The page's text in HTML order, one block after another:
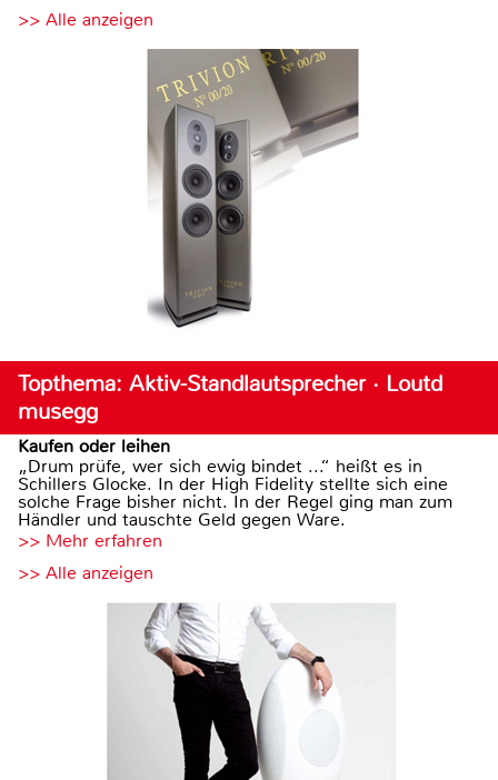
>> Alle anzeigen
Topthema: Aktiv-Standlautsprecher · Loutd
musegg
Kaufen oder leihen
„Drum prüfe, wer sich ewig bindet ...“ heißt es in
Schillers Glocke. In der High Fidelity stellte sich eine
solche Frage bisher nicht. In der Regel ging man zum
Händler und tauschte Geld gegen Ware.
>> Mehr erfahren
>> Alle anzeigen